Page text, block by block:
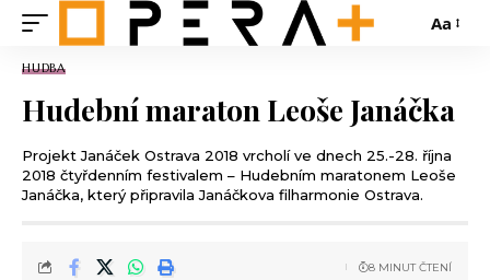
Aa
HUDBA
Hudební maraton Leoše Janáčka
Projekt Janáček Ostrava 2018 vrcholí ve dnech 25.-28. října
2018 čtyřdenním festivalem – Hudebním maratonem Leoše
Janáčka, který připravila Janáčkova filharmonie Ostrava.
8 MINUT ČTENÍ